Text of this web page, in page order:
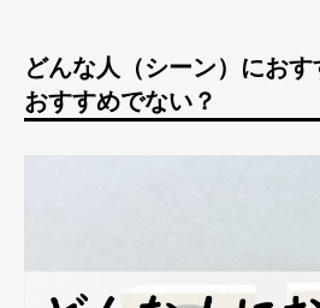
どんな人（シーン）にお
おすすめでない？